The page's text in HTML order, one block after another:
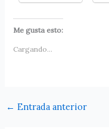
Me gusta esto:
Cargando...
← Entrada anterior